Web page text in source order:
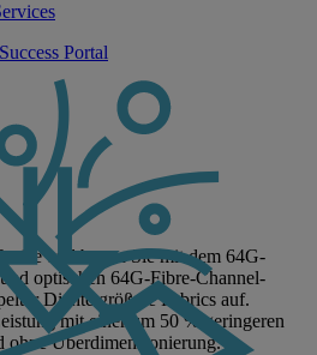
Portal
und bauen Sie mit dem 64G-
optischen 64G-Fibre-Channel-
Dichte größere Fabrics auf.
mit einer um 50 % geringeren
ohne Überdimensionierung.